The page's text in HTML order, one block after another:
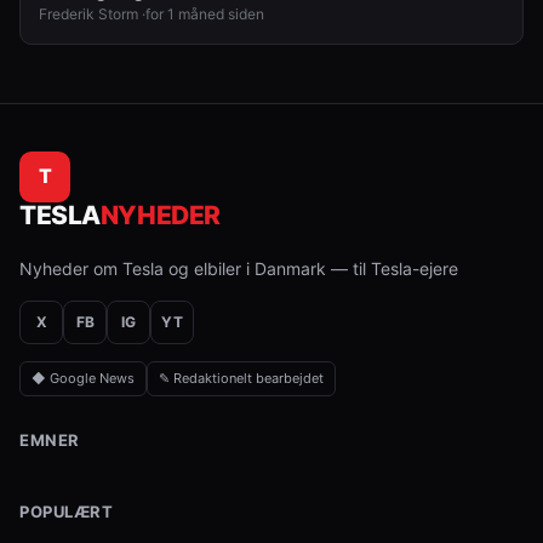
Frederik Storm ·for 1 måned siden
T
TESLANYHEDER
Nyheder om Tesla og elbiler i Danmark — til Tesla-ejere
X FB IG YT
◆ Google News ✎ Redaktionelt bearbejdet
EMNER
POPULÆRT